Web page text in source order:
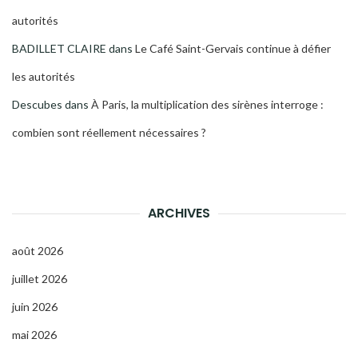
autorités
BADILLET CLAIRE dans Le Café Saint-Gervais continue à défier
les autorités
Descubes dans À Paris, la multiplication des sirènes interroge :
combien sont réellement nécessaires ?
ARCHIVES
août 2026
juillet 2026
juin 2026
mai 2026